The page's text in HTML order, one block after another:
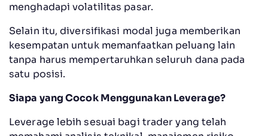
menghadapi volatilitas pasar.
Selain itu, diversifikasi modal juga memberikan
kesempatan untuk memanfaatkan peluang lain
tanpa harus mempertaruhkan seluruh dana pada
satu posisi.
Siapa yang Cocok Menggunakan Leverage?
Leverage lebih sesuai bagi trader yang telah